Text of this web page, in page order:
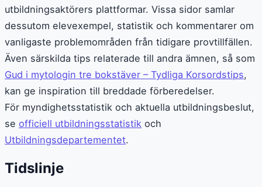
utbildningsaktörers plattformar. Vissa sidor samlar
dessutom elevexempel, statistik och kommentarer om
vanligaste problemområden från tidigare provtillfällen.
Även särskilda tips relaterade till andra ämnen, så som
Gud i mytologin tre bokstäver – Tydliga Korsordstips,
kan ge inspiration till breddade förberedelser.
För myndighetsstatistik och aktuella utbildningsbeslut,
se officiell utbildningsstatistik och
Utbildningsdepartementet.
Tidslinje